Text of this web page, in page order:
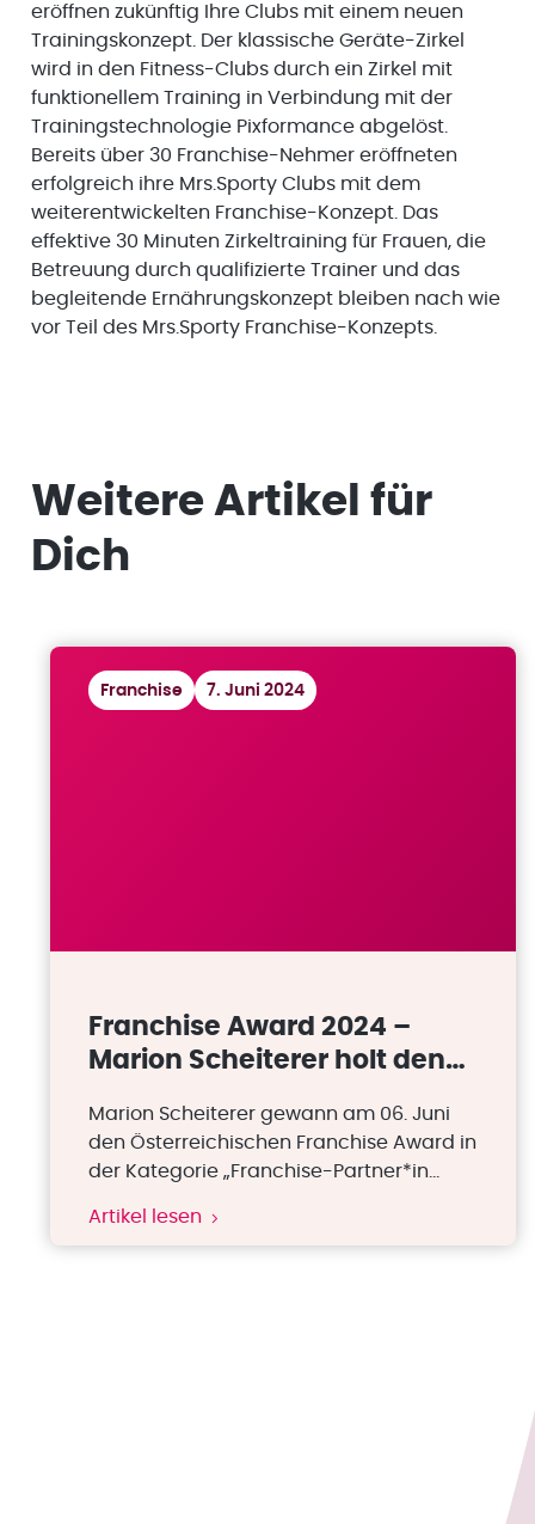
eröffnen zukünftig Ihre Clubs mit einem neuen
Trainingskonzept. Der klassische Geräte-Zirkel
wird in den Fitness-Clubs durch ein Zirkel mit
funktionellem Training in Verbindung mit der
Trainingstechnologie Pixformance abgelöst.
Bereits über 30 Franchise-Nehmer eröffneten
erfolgreich ihre Mrs.Sporty Clubs mit dem
weiterentwickelten Franchise-Konzept. Das
effektive 30 Minuten Zirkeltraining für Frauen, die
Betreuung durch qualifizierte Trainer und das
begleitende Ernährungskonzept bleiben nach wie
vor Teil des Mrs.Sporty Franchise-Konzepts.
Weitere Artikel für
Dich
Franchise 7. Juni 2024
Franchise Award 2024 –
Marion Scheiterer holt den
Marion Scheiterer gewann am 06. Juni
den Österreichischen Franchise Award in
der Kategorie „Franchise-Partner*in
Artikel lesen